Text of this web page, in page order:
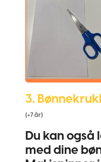
3.
(+7 år)
Du kan også
med dine